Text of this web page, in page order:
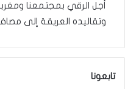
أجل الرقي بمجتمعنا
وتقاليده العريقة إلى
تابعونا